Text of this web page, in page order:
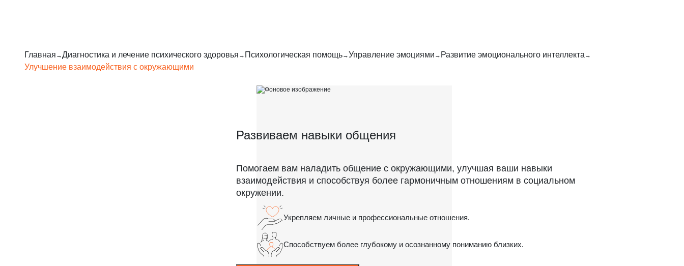
Главная Диагностика и лечение психического здоровья Психологическая помощь Управление эмоциями
Развитие эмоционального интеллекта
Улучшение взаимодействия с окружающими
Развиваем навыки общения
Помогаем вам наладить общение с окружающими, улучшая ваши навыки
взаимодействия и способствуя более гармоничным отношениям в социальном
окружении.
Укрепляем личные и профессиональные отношения.
Способствуем более глубокому и осознанному пониманию близких.